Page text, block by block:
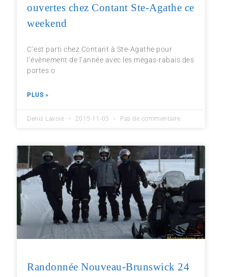
ouvertes chez Contant Ste-Agathe ce
weekend
C’est parti chez Contant à Ste-Agathe pour
l’évènement de l’année avec les mégas-rabais des
portes o
PLUS »
Denis Lavoie 2015-11-05 Pas de commentaire
Randonnée Nouveau-Brunswick 24